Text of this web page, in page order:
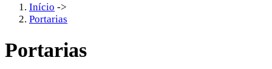
Início ->
Portarias
Portarias